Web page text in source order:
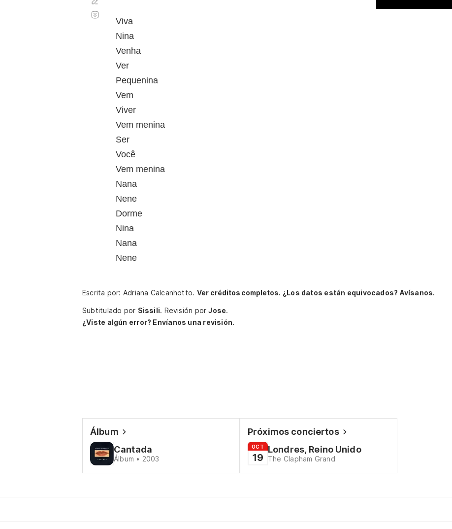
Viva
Nina
Venha
Ver
Pequenina
Vem
Viver
Vem menina
Ser
Você
Vem menina
Nana
Nene
Dorme
Nina
Nana
Nene
automático
Escrita por: Adriana Calcanhotto. Ver créditos completos. ¿Los datos están equivocados? Avísanos.
Subtitulado por Sissili. Revisión porJose.
¿Viste algún error? Envíanos una revisión.
Álbum
Cantada
Álbum • 2003
Próximos conciertos
OCT
19
Londres, Reino Unido
The Clapham Grand